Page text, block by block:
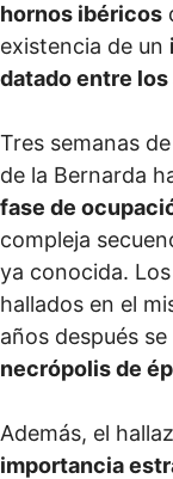
hornos ibéricos
existencia de un
datado entre los
Tres semanas
de la Bernarda
fase de
compleja
ya conocida.
hallados en el
años después
necrópolis de
Además, el
importancia